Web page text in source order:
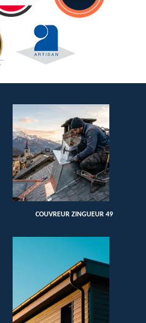
COUVREUR ZINGUEUR 49